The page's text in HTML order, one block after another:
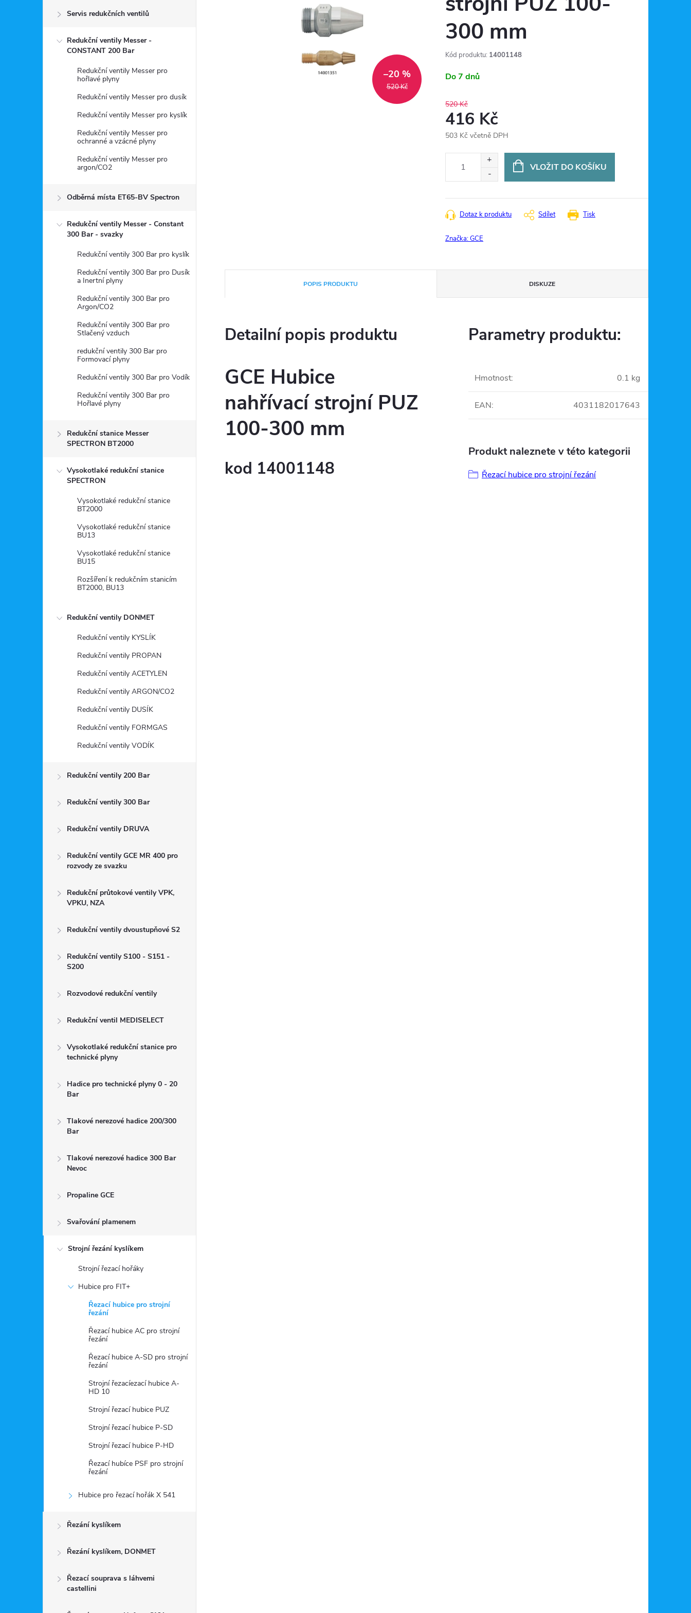
Servis redukčních ventilů
Redukční ventily Messer -
CONSTANT 200 Bar
Redukční ventily Messer pro
hořlavé plyny
Redukční ventily Messer pro dusík
Redukční ventily Messer pro kyslík
Redukční ventily Messer pro
ochranné a vzácné plyny
Redukční ventily Messer pro
argon/CO2
Odběrná místa ET65-BV Spectron
Redukční ventily Messer - Constant
300 Bar - svazky
Redukční ventily 300 Bar pro kyslík
Redukční ventily 300 Bar pro Dusík
a Inertní plyny
Redukční ventily 300 Bar pro
Argon/CO2
Redukční ventily 300 Bar pro
Stlačený vzduch
redukční ventily 300 Bar pro
Formovací plyny
Redukční ventily 300 Bar pro Vodík
Redukční ventily 300 Bar pro
Hořlavé plyny
Redukční stanice Messer
SPECTRON BT2000
Vysokotlaké redukční stanice
SPECTRON
Vysokotlaké redukční stanice
BT2000
Vysokotlaké redukční stanice
BU13
Vysokotlaké redukční stanice
BU15
Rozšíření k redukčním stanicím
BT2000, BU13
Redukční ventily DONMET
Redukční ventily KYSLÍK
Redukční ventily PROPAN
Redukční ventily ACETYLEN
Redukční ventily ARGON/CO2
Redukční ventily DUSÍK
Redukční ventily FORMGAS
Redukční ventily VODÍK
Redukční ventily 200 Bar
Redukční ventily 300 Bar
Redukční ventily DRUVA
Redukční ventily GCE MR 400 pro
rozvody ze svazku
Redukční průtokové ventily VPK,
VPKU, NZA
Redukční ventily dvoustupňové S2
Redukční ventily S100 - S151 -
S200
Rozvodové redukční ventily
Redukční ventil MEDISELECT
Vysokotlaké redukční stanice pro
technické plyny
Hadice pro technické plyny 0 - 20
Bar
Tlakové nerezové hadice 200/300
Bar
Tlakové nerezové hadice 300 Bar
Nevoc
Propaline GCE
Svařování plamenem
Strojní řezání kyslíkem
Strojní řezací hořáky
Hubice pro FIT+
Řezací hubice pro strojní
řezání
Řezací hubice AC pro strojní
řezání
Řezací hubice A-SD pro strojní
řezání
Strojní řezacíezací hubice A-
HD 10
Strojní řezací hubice PUZ
Strojní řezací hubice P-SD
Strojní řezací hubice P-HD
Řezací hubíce PSF pro strojní
řezání
Hubice pro řezací hořák X 541
Řezání kyslíkem
Řezání kyslíkem, DONMET
Řezací souprava s láhvemi
castellini
520 Kč
–20 %
300 mm
Kód produktu: 14001148
Do 7 dnů
520 Kč
416 Kč
503 Kč včetně DPH
VLOŽIT DO KOŠÍKU
Tisk
Dotaz k produktu Sdílet
Značka:GCE
POPIS PRODUKTU DISKUZE
Detailní popis produktu
GCE Hubice
nahřívací strojní PUZ
100-300 mm
kod 14001148
Parametry produktu:
Hmotnost: 0.1 kg
EAN: 4031182017643
Produkt naleznete v této kategorii
Řezací hubice pro strojní řezání